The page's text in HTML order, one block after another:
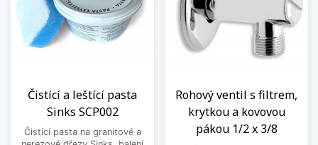
Čistící a leštící pasta
Sinks SCP002
Čistící pasta na granitové a
Rohový ventil s filtrem,
krytkou a kovovou
pákou 1/2 x 3/8